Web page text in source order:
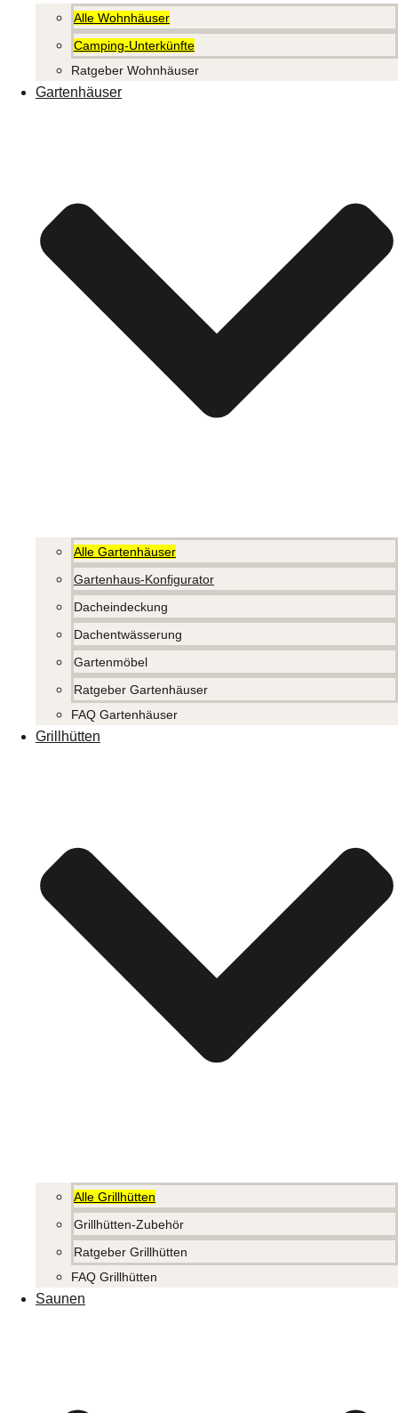
Alle Wohnhäuser
Camping-Unterkünfte
Ratgeber Wohnhäuser
Gartenhäuser
Alle Gartenhäuser
Gartenhaus-Konfigurator
Dacheindeckung
Dachentwässerung
Gartenmöbel
Ratgeber Gartenhäuser
FAQ Gartenhäuser
Grillhütten
Alle Grillhütten
Grillhütten-Zubehör
Ratgeber Grillhütten
FAQ Grillhütten
Saunen